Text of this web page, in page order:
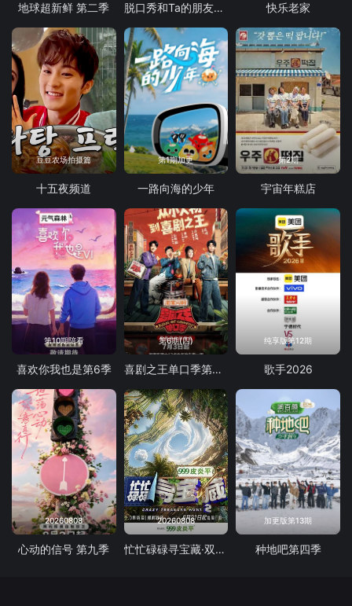
地球超新鲜 第二季 脱口秀和Ta的朋友们 第三季 快乐老家
豆豆农场拍摄篇
十五夜频道
第1期加更
一路向海的少年
第2期
宇宙年糕店
第10期陪看
喜欢你我也是第6季
第6期(四)
喜剧之王单口季第三季
纯享版第12期
歌手2026
20260808
心动的信号 第九季
20260808
忙忙碌碌寻宝藏·双人成行季
加更版第13期
种地吧第四季